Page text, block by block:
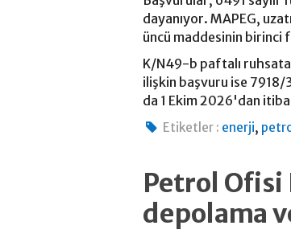
dayanıyor. MAPEG,
üncü maddesinin birinci
K/N49-b paftalı
ilişkin başvuru ise
da 1 Ekim 2026'dan
Etiketler : enerji,
Petrol Ofisi
depolama